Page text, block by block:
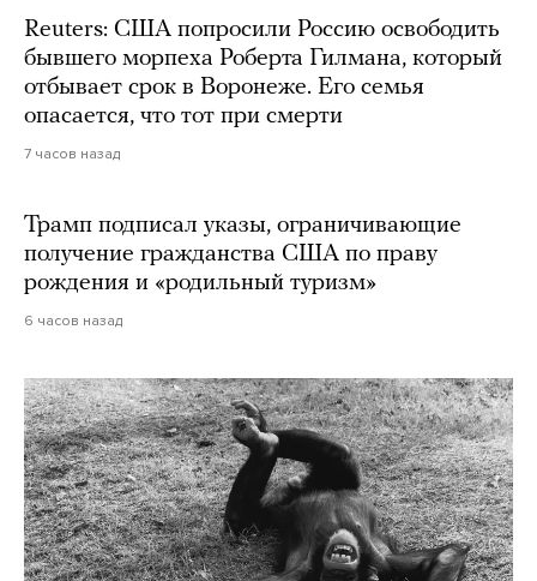
Reuters: США попросили Россию освободить
бывшего морпеха Роберта Гилмана, который
отбывает срок в Воронеже. Его семья
опасается, что тот при смерти
7 часов назад
Трамп подписал указы, ограничивающие
получение гражданства США по праву
рождения и «родильный туризм»
6 часов назад